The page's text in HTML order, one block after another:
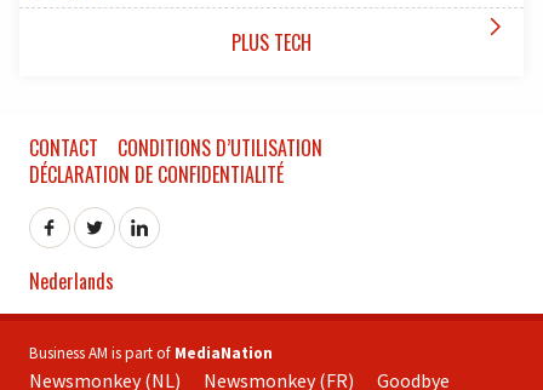
PLUS TECH 
CONTACT
CONDITIONS D’UTILISATION
DÉCLARATION DE CONFIDENTIALITÉ
Nederlands
Business AM is part of MediaNation
Newsmonkey (NL) Newsmonkey (FR) Goodbye